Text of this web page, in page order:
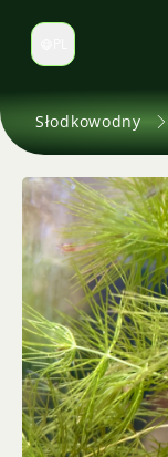
Zmień język
Słodkowodny